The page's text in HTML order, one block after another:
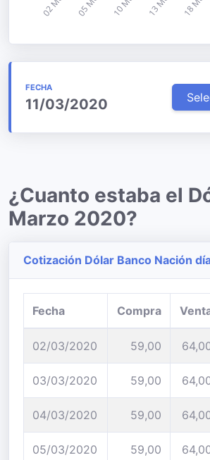
FECHA
11/03/2020
¿Cuanto estaba el
Marzo 2020?
Cotización Dólar Banco Nación
Fecha Compra
02/03/2020 59,00
03/03/2020 59,00
04/03/2020 59,00
05/03/2020 59,00